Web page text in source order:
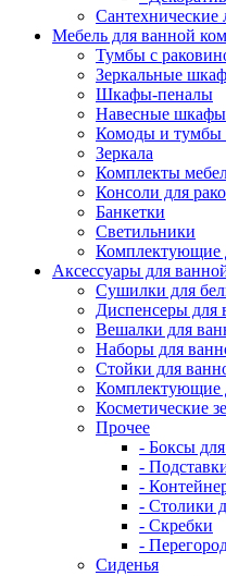
Сантехнические
Мебель для ванной
Тумбы с
Зеркальные
Шкафы-пеналы
Навесные шкафы
Комоды и тумбы
Зеркала
Комплекты
Консоли для
Банкетки
Светильники
Комплектующие
Аксессуары для
Сушилки для
Диспенсеры для
Вешалки для
Наборы для
Стойки для
Комплектующие
Косметические
Прочее
- Боксы
-
-
- Столики
- Скребки
-
Сиденья